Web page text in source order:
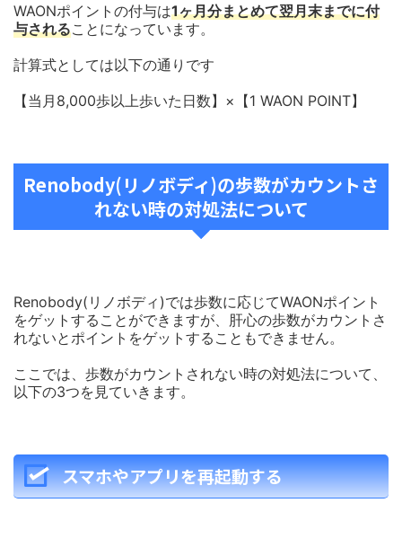
WAONポイントの付与は1ヶ月分まとめて翌月末までに付
与されることになっています。
計算式としては以下の通りです
【当月8,000歩以上歩いた日数】×【1 WAON POINT】
Renobody(リノボディ)の歩数がカウントさ
れない時の対処法について
Renobody(リノボディ)では歩数に応じてWAONポイント
をゲットすることができますが、肝心の歩数がカウントさ
れないとポイントをゲットすることもできません。
ここでは、歩数がカウントされない時の対処法について、
以下の3つを見ていきます。
スマホやアプリを再起動する